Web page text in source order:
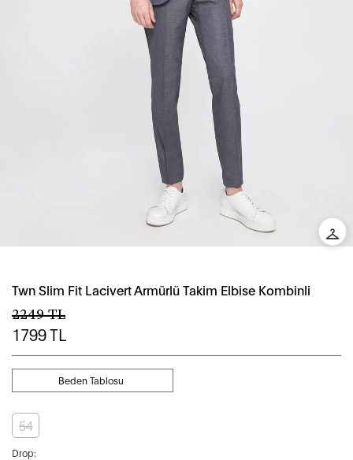
Twn Slim Fit Lacivert Armürlü Takim Elbise Kombinli
2249TL
1799TL
Beden Tablosu
54
Drop: